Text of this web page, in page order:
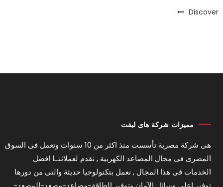
Discover
مميزات شركة هاى ليفت
هى شركة مصرية تأسست منذ اكثر من 10 سنوات وتعمل فى السوق
المصرى فى مجال المصاعد الكهربية , نقدم لعملائنــا افضل
الخدمات فى هذا المجال , نعمل بتكنولوجيا حديثة والتى من دورها